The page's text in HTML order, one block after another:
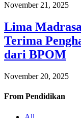
November 21, 2025
Lima
Terima
dari BPOM
November 20, 2025
From Pendidikan